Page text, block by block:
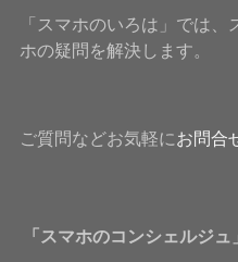
「スマホのいろは」では
ホの疑問を解決します。
ご質問などお気軽にお問合
「スマホのコンシェルジ